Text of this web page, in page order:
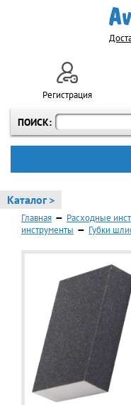
ПОИСК:
Регистрация
Каталог >
Главная — Расходные
инструменты — Губки